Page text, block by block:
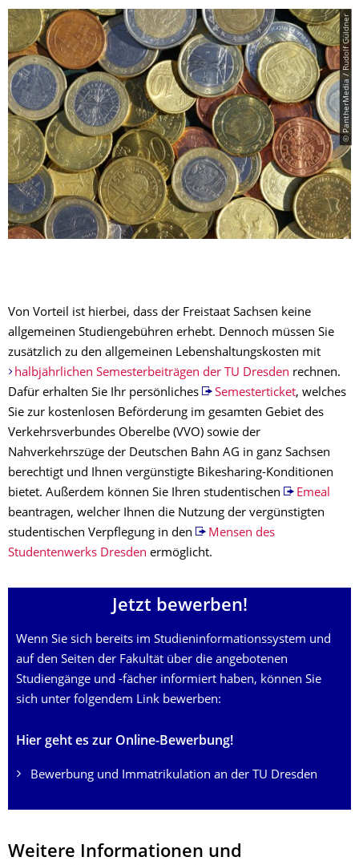
© PantherMedia / Rudolf Güldner
Von Vorteil ist hierbei, dass der Freistaat Sachsen keine
allgemeinen Studiengebühren erhebt. Dennoch müssen Sie
zusätzlich zu den allgemeinen Lebenshaltungskosten mit
halbjährlichen Semesterbeiträgen der TU Dresden rechnen.
Dafür erhalten Sie Ihr persönliches
Semesterticket, welches
Sie zur kostenlosen Beförderung im gesamten Gebiet des
Verkehrsverbundes Oberelbe (VVO) sowie der
Nahverkehrszüge der Deutschen Bahn AG in ganz Sachsen
berechtigt und Ihnen vergünstigte Bikesharing-Konditionen
bietet. Außerdem können Sie Ihren studentischen
Emeal
beantragen, welcher Ihnen die Nutzung der vergünstigten
studentischen Verpflegung in den
Mensen des
Studentenwerks Dresden ermöglicht.
Jetzt bewerben!
Wenn Sie sich bereits im Studieninformationssystem und
auf den Seiten der Fakultät über die angebotenen
Studiengänge und -fächer informiert haben, können Sie
sich unter folgendem Link bewerben:
Hier geht es zur Online-Bewerbung!
Bewerbung und Immatrikulation an der TU Dresden
Weitere Informationen und